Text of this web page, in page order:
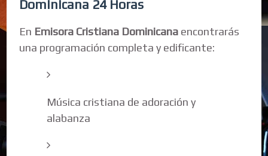
Dominicana 24 Horas
En Emisora Cristiana Dominicana encontrarás
una programación completa y edificante:
Música cristiana de adoración y
alabanza